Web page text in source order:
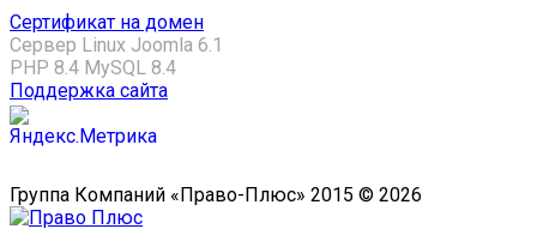
Сертификат на домен
Сервер Linux Joomla 6.1
PHP 8.4 MySQL 8.4
Поддержка сайта
Группа Компаний «Право-Плюс» 2015 © 2026